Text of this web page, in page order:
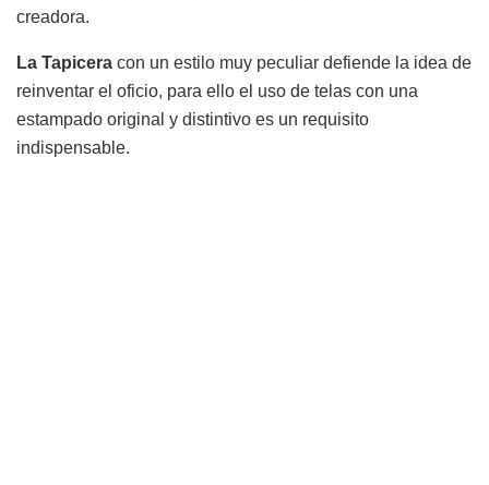
creadora.
La Tapicera con un estilo muy peculiar defiende la idea de
reinventar el oficio, para ello el uso de telas con una
estampado original y distintivo es un requisito
indispensable.